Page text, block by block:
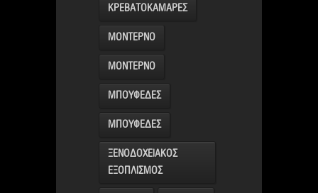
ΚΡΕΒΑΤΟΚΑΜΑΡΕΣ
ΜΟΝΤΕΡΝΟ
ΜΟΝΤΕΡΝΟ
ΜΠΟΥΦΕΔΕΣ
ΜΠΟΥΦΕΔΕΣ
ΞΕΝΟΔΟΧΕΙΑΚΟΣ
ΕΞΟΠΛΙΣΜΟΣ